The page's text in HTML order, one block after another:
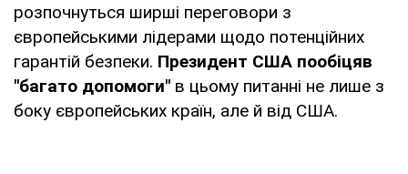
розпочнуться ширші переговори з
європейськими лідерами щодо потенційних
гарантій безпеки. Президент США пообіцяв
"багато допомоги" в цьому питанні не лише з
боку європейських країн, але й від США.